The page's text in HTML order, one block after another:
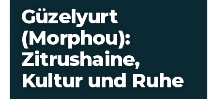
Güzelyurt
(Morphou):
Zitrushaine,
Kultur und Ruhe